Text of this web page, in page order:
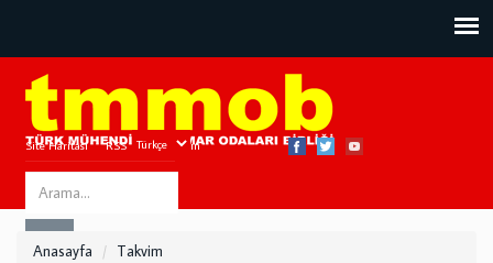
Site Haritası RSS Bize Ulaşın
Search
this
Anasayfa Takvim